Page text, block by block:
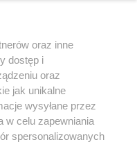
oraz inne
dostęp i
oraz
jak unikalne
wysyłane przez
w celu zapewniania
spersonalizowanych